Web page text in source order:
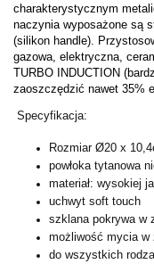
charakterystycznym
naczynia wyposażone są
(silikon handle).
gazowa, elektryczna,
TURBO INDUCTION
zaoszczędzić nawet 35%
Specyfikacja:
Rozmiar Ø20 x
powłoka tytanowa
materiał: wysokiej
uchwyt soft touch
szklana pokrywa w
możliwość mycia w
do wszystkich